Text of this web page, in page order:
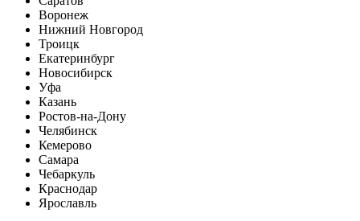
Воронеж
Нижний Новгород
Троицк
Екатеринбург
Новосибирск
Уфа
Казань
Ростов-на-Дону
Челябинск
Кемерово
Самара
Чебаркуль
Краснодар
Ярославль